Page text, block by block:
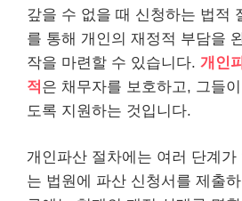
갚을 수 없을 때 신청하는 법적
를 통해 개인의 재정적 부담을
작을 마련할 수 있습니다. 개인
적 은 채무자를 보호하고, 그들
도록 지원하는 것입니다.
개인파산 절차에는 여러 단계가
는 법원에 파산 신청서를 제출